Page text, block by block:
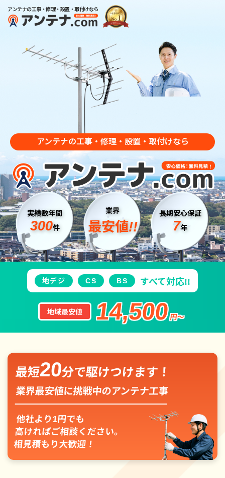
アンテナの工事・修理・設置・取付けなら
アンテナの工事・修理・設置・取付けなら
実績数年間
300件
業界
最安値!!
長期安心保証
7年
地デジ CS BS すべて対応!!
地域最安値 14,500円〜
最短20分で駆けつけます！
業界最安値に挑戦中のアンテナ工事
他社より1円でも
高ければご相談ください。
相見積もり大歓迎！